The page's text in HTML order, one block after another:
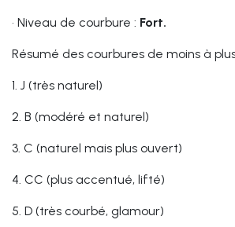
• Niveau de courbure : Fort.
Résumé des courbures de moins à
1. J (très naturel)
2. B (modéré et naturel)
3. C (naturel mais plus ouvert)
4. CC (plus accentué, lifté)
5. D (très courbé, glamour)